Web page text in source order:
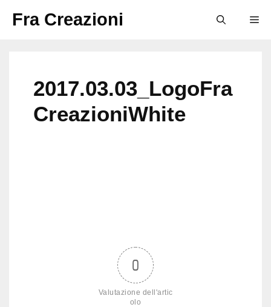
Fra Creazioni
2017.03.03_LogoFra
CreazioniWhite
0
Valutazione dell'artic
olo